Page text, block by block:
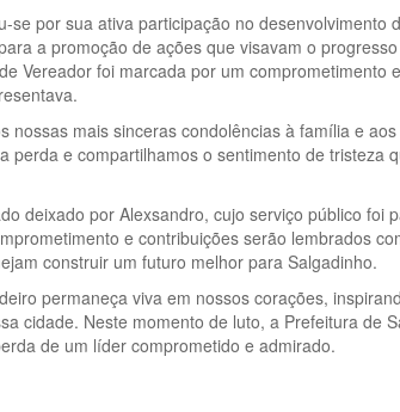
se por sua ativa participação no desenvolvimento
a promoção de ações que visavam o
Vereador foi marcada por um comprometimento
nossas mais sinceras condolências à família e
perda e compartilhamos o sentimento de tristeza
deixado por Alexsandro, cujo serviço público foi
e contribuições serão lembrados
construir um futuro melhor para Salgadinho.
permaneça viva em nossos corações,
cidade. Neste momento de luto, a Prefeitura de
de um líder comprometido e admirado.